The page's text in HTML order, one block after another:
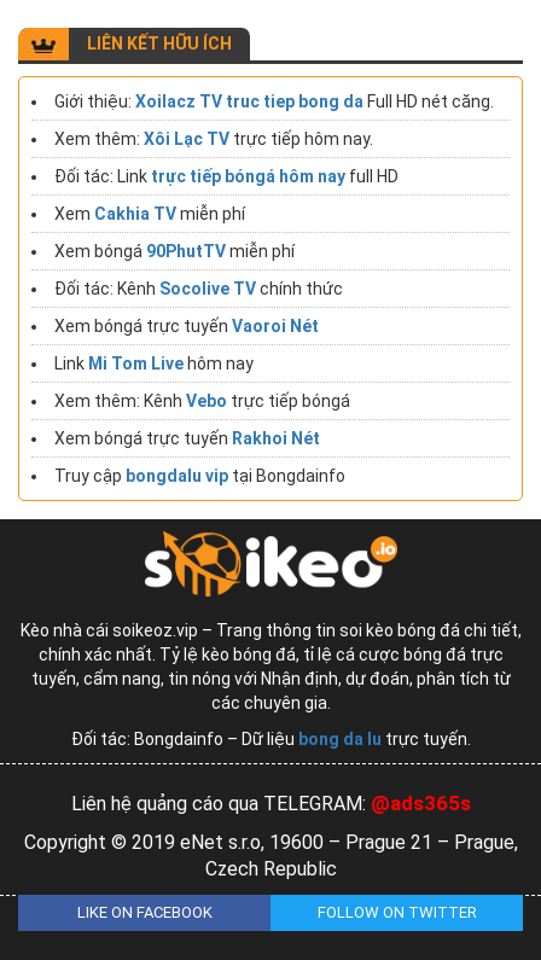
LIÊN KẾT HỮU ÍCH
Giới thiệu: Xoilacz TV truc tiep bong da Full HD nét căng.
Xem thêm: Xôi Lạc TV trực tiếp hôm nay.
Đối tác: Link trực tiếp bóngá hôm nay full HD
Xem Cakhia TVmiễn phí
Xem bóngá 90PhutTVmiễn phí
Đối tác: Kênh Socolive TVchính thức
Xem bóngá trực tuyến Vaoroi Nét
Link Mi Tom Live hôm nay
Xem thêm: Kênh Vebo trực tiếp bóngá
Xem bóngá trực tuyến Rakhoi Nét
Truy cập bongdalu vip tại Bongdainfo
Kèo nhà cái soikeoz.vip – Trang thông tin soi kèo bóng đá chi tiết,
chính xác nhất. Tỷ lệ kèo bóng đá, tỉ lệ cá cược bóng đá trực
tuyến, cẩm nang, tin nóng với Nhận định, dự đoán, phân tích từ
các chuyên gia.
Đối tác: Bongdainfo – Dữ liệu bong da lu trực tuyến.
Liên hệ quảng cáo qua TELEGRAM: @ads365s
Copyright © 2019 eNet s.r.o, 19600 – Prague 21 – Prague,
Czech Republic
LIKE ON FACEBOOK FOLLOW ON TWITTER